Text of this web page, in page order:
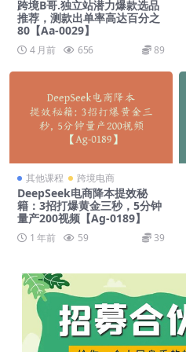
跨境B哥.独立站潜力爆款选品
推荐，测款出单率高达百分之
80【Aa-0029】
4 月前 656 89
其他课程 跨境电商
DeepSeek电商降本提效秘
籍：3招打爆黄金三秒，5分钟
量产200视频【Ag-0189】
1 年前 59 39